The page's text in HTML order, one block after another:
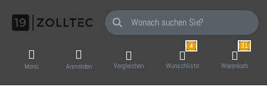
Geben Sie einen Suchbegriff ein. Während
Menü Anmelden Vergleichen
4
Wunschliste
31
Warenkorb